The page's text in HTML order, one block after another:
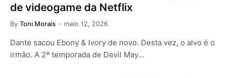
de videogame da Netflix
By Toni Morais maio 12, 2026
Dante sacou Ebony & Ivory de novo. Desta vez, o alvo é o
irmão. A 2ª temporada de Devil May…